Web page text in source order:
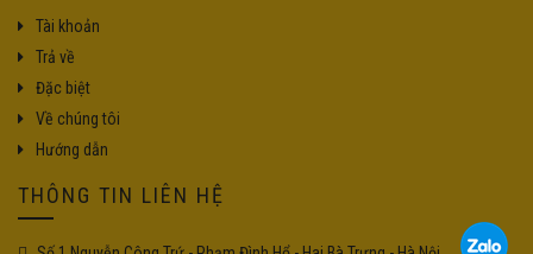
Tài khoản
Trả về
Đặc biệt
Về chúng tôi
Hướng dẫn
THÔNG TIN LIÊN HỆ